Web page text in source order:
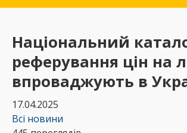
Огляди та Аналітика
Медспільнота
Колонки
Відео
Пацієнтам
Національний
реферування цін на
впроваджують в
17.04.2025
Всі новини